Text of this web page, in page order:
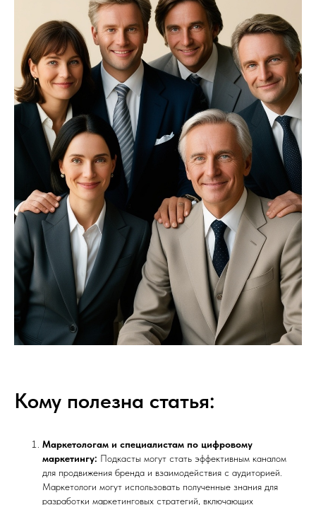
Кому полезна статья:
Маркетологам и специалистам по цифровому
маркетингу: Подкасты могут стать эффективным каналом
для продвижения бренда и взаимодействия с аудиторией.
Маркетологи могут использовать полученные знания для
разработки маркетинговых стратегий, включающих